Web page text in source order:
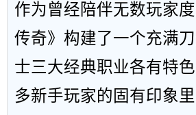
作为曾经陪伴无数玩家
传奇》构建了一个充满
士三大经典职业各有特
多新手玩家的固有印象